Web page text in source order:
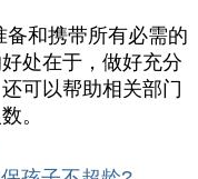
和携带所有必需的
处在于，做好充分
可以帮助相关部门
。